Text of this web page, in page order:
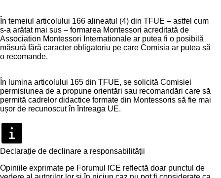
În temeiul articolului 166 alineatul (4) din TFUE – astfel cum
s-a arătat mai sus – formarea Montessori acreditată de
Association Montessori Internationale ar putea fi o posibilă
măsură fără caracter obligatoriu pe care Comisia ar putea să
o recomande.
În lumina articolului 165 din TFUE, se solicită Comisiei
permisiunea de a propune orientări sau recomandări care să
permită cadrelor didactice formate din Montessoris să fie mai
ușor de recunoscut în întreaga UE.
Declarație de declinare a responsabilității
Opiniile exprimate pe Forumul ICE reflectă doar punctul de